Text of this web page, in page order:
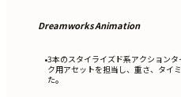
Dreamworks Animation
•3本のスタイライズド系アクション
ク用アセットを担当し、重さ、タイ
た。